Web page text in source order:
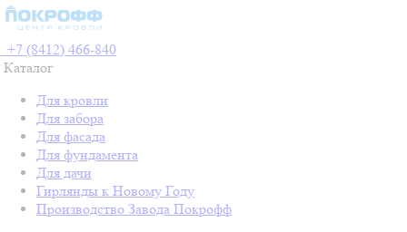
+7 (8412) 466-840
Каталог
Для кровли
Для забора
Для фасада
Для фундамента
Для дачи
Гирлянды к Новому Году
Производство Завода Покрофф